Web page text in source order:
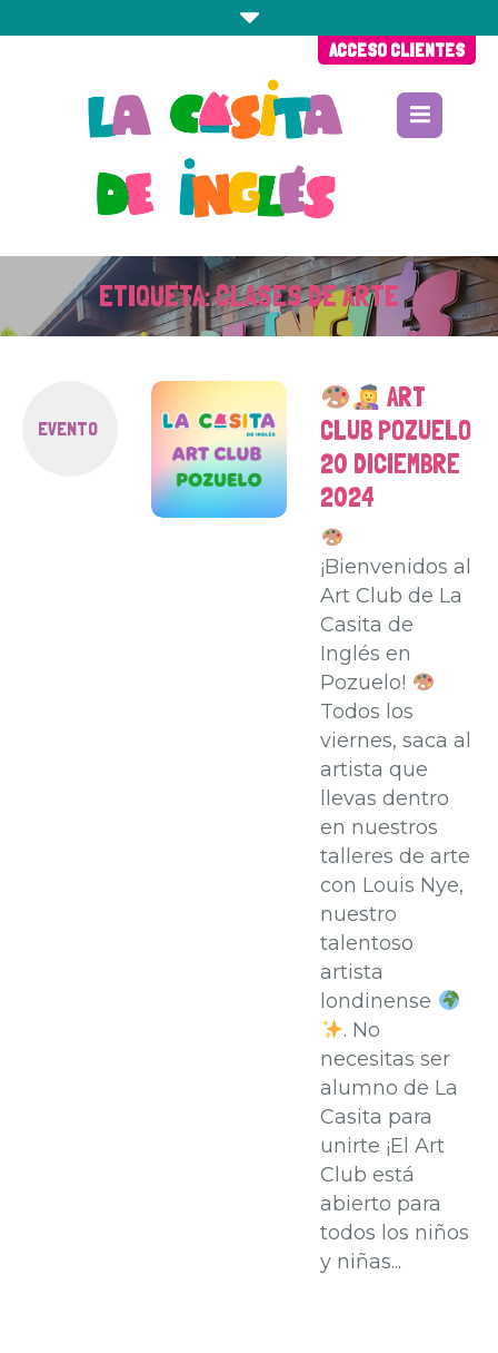
ACCESO CLIENTES
ETIQUETA:CLASES DE ARTE
EVENTO
ART
CLUB POZUELO
20 DICIEMBRE
2024
¡Bienvenidos al
Art Club de La
Casita de
Inglés en
Pozuelo!
Todos los
viernes, saca al
artista que
llevas dentro
en nuestros
talleres de arte
con Louis Nye,
nuestro
talentoso
artista
londinense
. No
necesitas ser
alumno de La
Casita para
unirte ¡El Art
Club está
abierto para
todos los niños
y niñas...